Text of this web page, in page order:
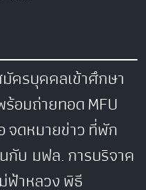
ครบุคคลเข้าศึกษา
อมถ่ายทอดMFU
จดหมายข่าวที่พัก
กับ มฟล.การบริจาค
ฟ้าหลวงพิธี